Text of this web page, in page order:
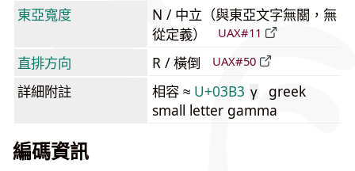
東亞寬度
N / 中立（與東亞文字無關，無
從定義）
UAX#11
直排方向 R / 橫倒 UAX#50
詳細附註 相容 ≈ U+03B3 γ
greek
small letter gamma
編碼資訊